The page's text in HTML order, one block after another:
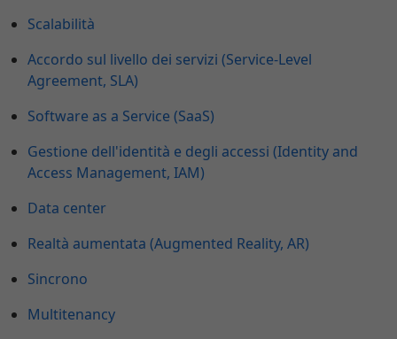
Scalabilità
Accordo sul livello dei servizi (Service-Level
Agreement, SLA)
Software as a Service (SaaS)
Gestione dell'identità e degli accessi (Identity and
Access Management, IAM)
Data center
Realtà aumentata (Augmented Reality, AR)
Sincrono
Multitenancy